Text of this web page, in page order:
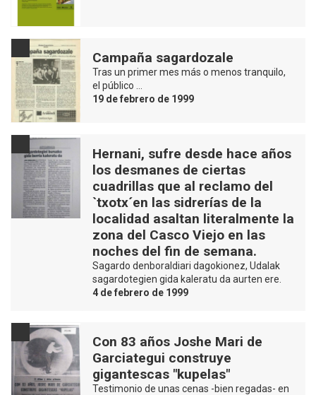
Campaña sagardozale
Tras un primer mes más o menos tranquilo,
el público …
19 de febrero de 1999
Hernani, sufre desde hace años
los desmanes de ciertas
cuadrillas que al reclamo del
`txotx´en las sidrerías de la
localidad asaltan literalmente la
zona del Casco Viejo en las
noches del fin de semana.
Sagardo denboraldiari dagokionez, Udalak
sagardotegien gida kaleratu da aurten ere.
4 de febrero de 1999
Con 83 años Joshe Mari de
Garciategui construye
gigantescas "kupelas"
Testimonio de unas cenas -bien regadas- en